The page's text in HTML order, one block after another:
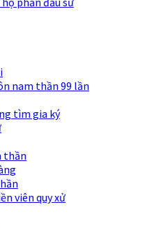
nam thần 99 lần
tìm gia ký
thần
viên quy xử